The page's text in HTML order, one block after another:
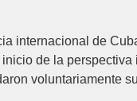
internacional de
inicio de la
voluntariamente